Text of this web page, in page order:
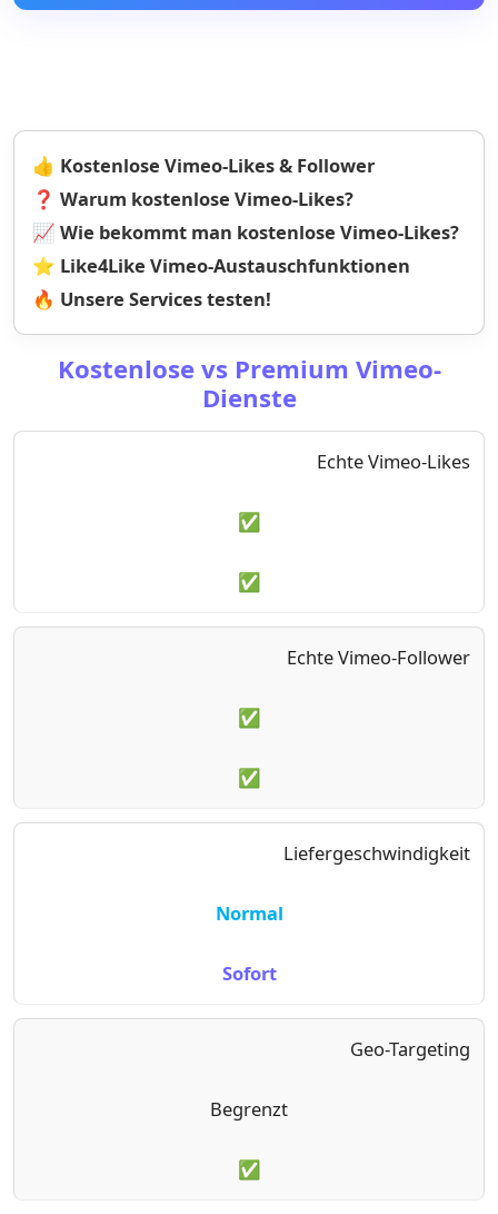
👍 Kostenlose Vimeo-Likes & Follower
❓ Warum kostenlose Vimeo-Likes?
📈 Wie bekommt man kostenlose Vimeo-Likes?
⭐ Like4Like Vimeo-Austauschfunktionen
🔥 Unsere Services testen!
Kostenlose vs Premium Vimeo-
Dienste
Echte Vimeo-Likes
✅
✅
Echte Vimeo-Follower
✅
✅
Liefergeschwindigkeit
Normal
Sofort
Geo-Targeting
Begrenzt
✅